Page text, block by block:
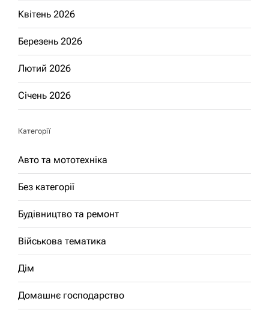
Квітень 2026
Березень 2026
Лютий 2026
Січень 2026
Категорії
Авто та мототехніка
Без категорії
Будівництво та ремонт
Військова тематика
Дім
Домашнє господарство